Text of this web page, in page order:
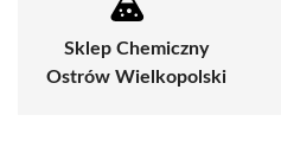
Sklep Chemiczny
Ostrów Wielkopolski